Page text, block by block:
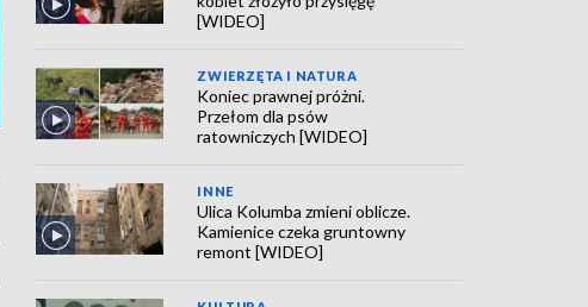
[WIDEO]
ZWIERZĘTA I NATURA
Koniec prawnej próżni.
Przełom dla psów
ratowniczych [WIDEO]
INNE
Ulica Kolumba zmieni oblicze.
Kamienice czeka gruntowny
remont [WIDEO]